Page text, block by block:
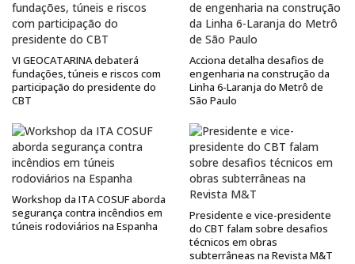
VI GEOCATARINA debaterá
fundações, túneis e riscos com
participação do presidente do
CBT
Acciona detalha desafios de
engenharia na construção da
Linha 6-Laranja do Metrô de
São Paulo
Workshop da ITA COSUF aborda
segurança contra incêndios em
túneis rodoviários na Espanha
Presidente e vice-presidente
do CBT falam sobre desafios
técnicos em obras
subterrâneas na Revista M&T